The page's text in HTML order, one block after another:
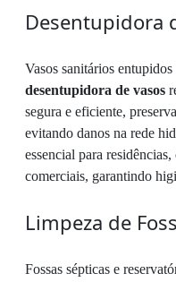
Desentupidora
Vasos sanitários
desentupidora de vasos
segura e eficiente,
evitando danos na rede
essencial para
comerciais, garantindo
Limpeza de
Fossas sépticas e